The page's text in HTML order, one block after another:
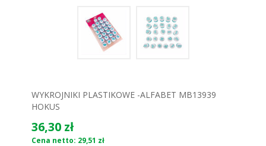
WYKROJNIKI PLASTIKOWE -ALFABET MB13939
HOKUS
36,30 zł
Cena netto: 29,51 zł